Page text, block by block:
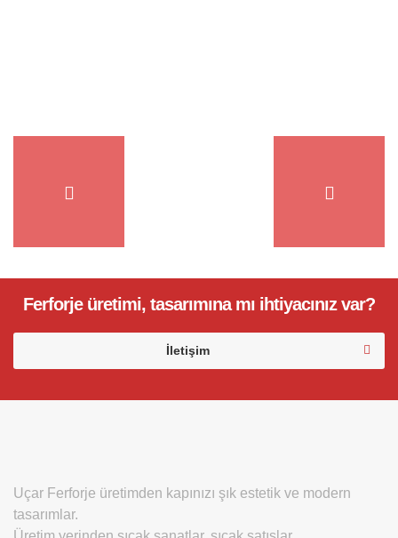
Ferforje üretimi, tasarımına mı ihtiyacınız var?
İletişim
Uçar Ferforje üretimden kapınızı şık estetik ve modern
tasarımlar.